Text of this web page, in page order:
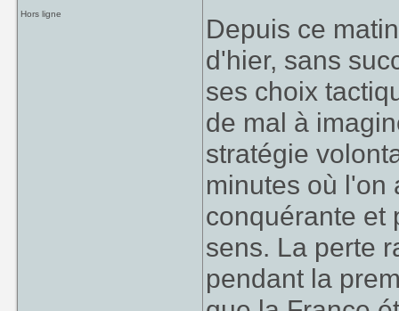
Hors ligne
Depuis ce
d'hier, sans
ses choix
de mal à
stratégie
minutes où l'on
conquérante et
sens. La perte
pendant la